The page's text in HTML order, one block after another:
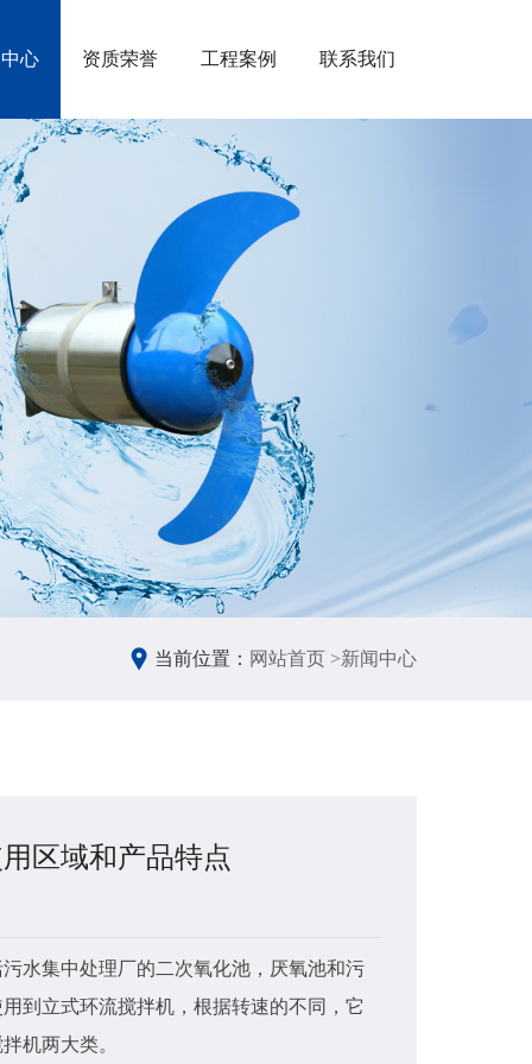
心 资质荣誉 工程案例 联系我们
当前位置： 网站首页 >新闻中心
区域和产品特点
水集中处理厂的二次氧化池，厌氧池和污
到立式环流搅拌机​，根据转速的不同，它
机两大类。